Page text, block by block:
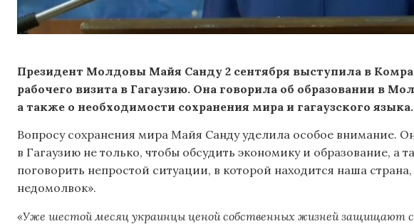
Президент Молдовы Майя Санду 2 сентября выступила в
рабочего визита в Гагаузию. Она говорила об образовании в
а также о необходимости сохранения мира и гагаузского языка.
Вопросу сохранения мира Майя Санду уделила особое внимание.
в Гагаузию не только, чтобы обсудить экономику и образование, а
поговорить непростой ситуации, в которой находится наша
недомолвок».
«Уже шестой месяц украинцы ценой собственных жизней защищают